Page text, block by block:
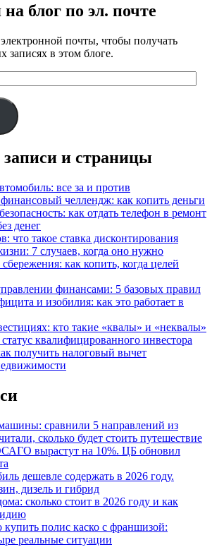
блог по эл. почте
почты, чтобы получать
записях в этом блоге.
и страницы
все за и против
челлендж: как копить деньги
как отдать телефон в ремонт
денег
что такое ставка дисконтирования
7 случаев, когда оно нужно
как копить, когда целей
финансами: 5 базовых правил
и изобилия: как это работает в
кто такие «квалы» и «неквалы»
квалифицированного инвестора
получить налоговый вычет
сравнили 5 направлений из
сколько будет стоить путешествие
вырастут на 10%. ЦБ обновил
дешевле содержать в 2026 году.
дизель и гибрид
сколько стоит в 2026 году и как
купить полис каско с франшизой:
реальные ситуации